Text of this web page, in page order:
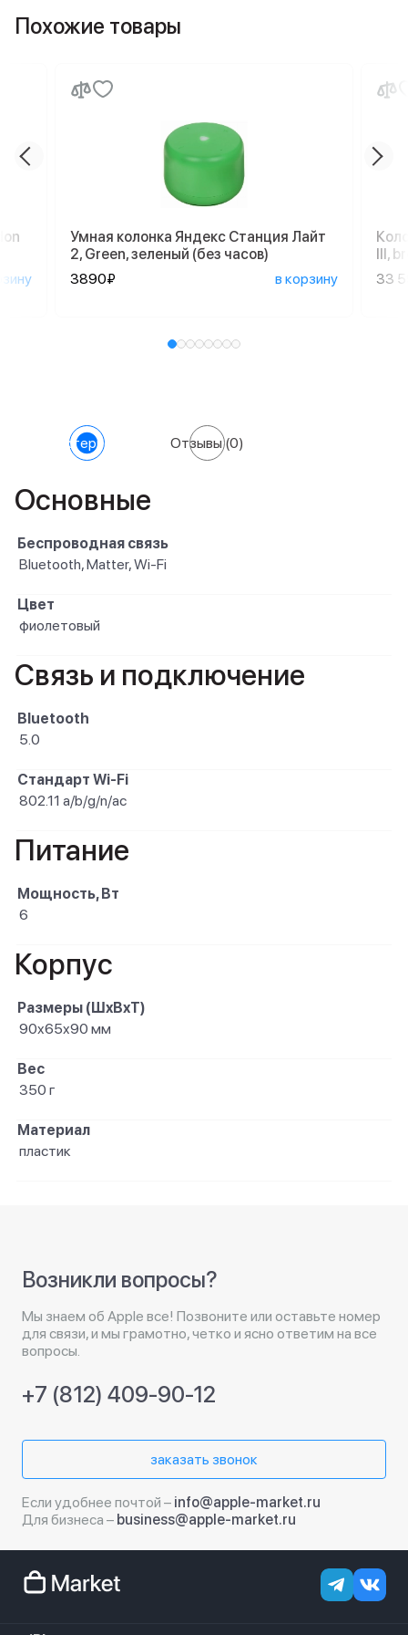
Похожие товары
Умная колонка Яндекс Станция Лайт
2, Green, зеленый (без часов)
3890₽
в корзину
III,
33
Характеристики Отзывы(0)
Основные
Беспроводная связь
Bluetooth, Matter, Wi-Fi
Цвет
фиолетовый
Связь и подключение
Bluetooth
5.0
Стандарт Wi-Fi
802.11 a/b/g/n/ac
Питание
Мощность, Вт
6
Корпус
Размеры (ШxВxТ)
90x65x90 мм
Вес
350 г
Материал
пластик
Возникли вопросы?
Мы знаем об Apple все! Позвоните или оставьте номер
для связи, и мы грамотно, четко и ясно ответим на все
вопросы.
+7 (812) 409-90-12
заказать звонок
Если удобнее почтой – info@apple-market.ru
Для бизнеса – business@apple-market.ru